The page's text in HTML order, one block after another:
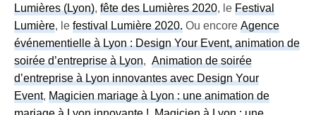
Lumières (Lyon),fête des Lumières 2020, leFestival
Lumière, lefestival Lumière 2020. Ou encoreAgence
événementielle à Lyon : Design Your Event, animation de
soirée d’entreprise à Lyon,Animation de soirée
d’entreprise à Lyon innovantes avec Design Your
Event,Magicien mariage à Lyon : une animation de